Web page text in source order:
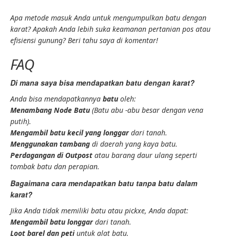
Apa metode masuk Anda untuk mengumpulkan batu dengan
karat? Apakah Anda lebih suka keamanan pertanian pos atau
efisiensi gunung? Beri tahu saya di komentar!
FAQ
Di mana saya bisa mendapatkan batu dengan karat?
Anda bisa mendapatkannya batuoleh:
Menambang Node Batu(Batu abu -abu besar dengan vena
putih).
Mengambil batu kecil yang longgardari tanah.
Menggunakan tambang di daerah yang kaya batu.
Perdagangan di Outpost atau barang daur ulang seperti
tombak batu dan perapian.
Bagaimana cara mendapatkan batu tanpa batu dalam
karat?
Jika Anda tidak memiliki batu atau pickxe, Anda dapat:
Mengambil batu longgardari tanah.
Loot barel dan petiuntuk alat batu.